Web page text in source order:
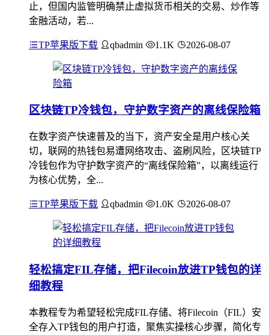
止，但国内监管明确禁止虚拟货币相关的交易、炒作等
金融活动，若...
TP苹果版下载 qbadmin 1.1K 2026-08-07
区块链TP冷钱包，守护数字资产的离线保险箱
在数字资产快速普及的当下，资产安全是用户核心关
切，联网的热钱包易遭网络攻击、盗刷风险，区块链TP
冷钱包作为守护数字资产的“离线保险箱”，以离线运行
为核心优势，全...
TP苹果版下载 qbadmin 1.0K 2026-08-07
轻松搞定FIL存储，把Filecoin放进TP钱包的详
细教程
本教程专为希望轻松完成FIL存储、将Filecoin（FIL）安
全存入TP钱包的用户打造，聚焦实操核心步骤，简化专